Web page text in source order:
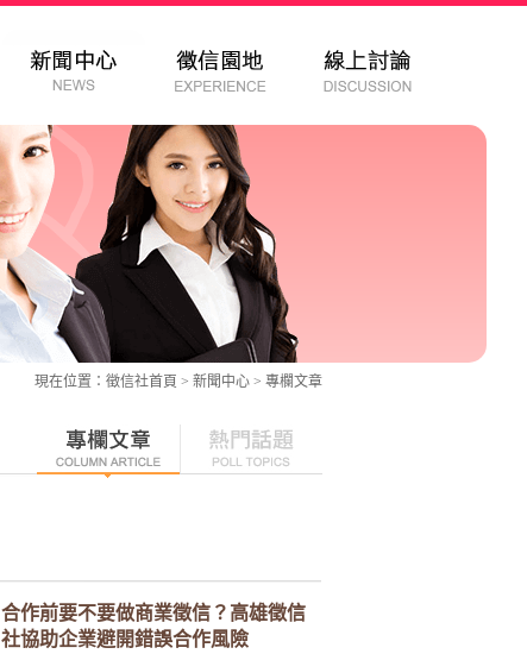
現在位置： 徵信社首頁 > 新聞中心 > 專欄文章
合作前要不要做商業徵信？高雄徵信
社協助企業避開錯誤合作風險